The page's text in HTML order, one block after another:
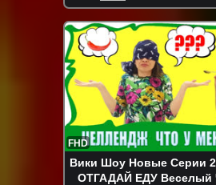
FHD
Вики Шоу Новые Серии
ОТГАДАЙ ЕДУ Веселый